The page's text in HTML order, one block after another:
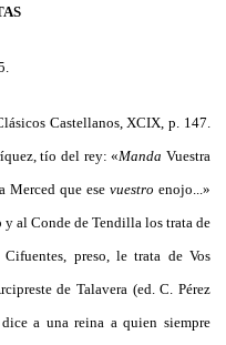
Castellanos, XCIX, p. 147.
tío del rey: «MandaVuestra
Merced que ese vuestro enojo...»
al Conde de Tendilla los trata de
preso, le trata de Vos
de Talavera (ed. C. Pérez
a una reina a quien siempre